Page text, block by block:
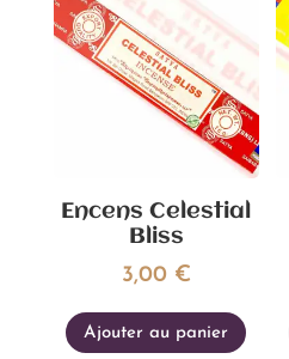
Encens Celestial
Bliss
3,00 €
Ajouter au panier